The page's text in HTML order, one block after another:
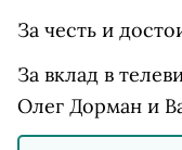
За честь и
За вклад в
Олег Дорман и